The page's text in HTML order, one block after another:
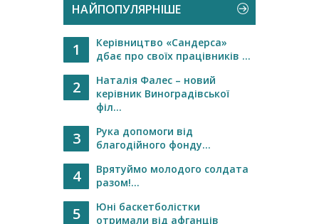
НАЙПОПУЛЯРНІШЕ
1
Керівництво «Сандерса»
дбає про своїх працівників ...
2
Наталія Фалес – новий
керівник Виноградівської
філ...
3
Рука допомоги від
благодійного фонду...
4
Врятуймо молодого солдата
разом!...
5
Юні баскетболістки
отримали від афганців